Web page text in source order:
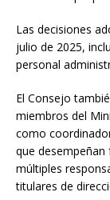
Las decisiones
julio de 2025,
personal
El Consejo
miembros del
como
que desempeñan
múltiples
titulares de